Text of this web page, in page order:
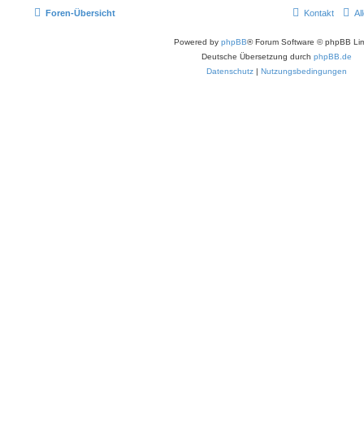
Foren-Übersicht Kontakt
Powered by phpBB® Forum Software © phpBB
Deutsche Übersetzung durch phpBB.de
Datenschutz | Nutzungsbedingungen